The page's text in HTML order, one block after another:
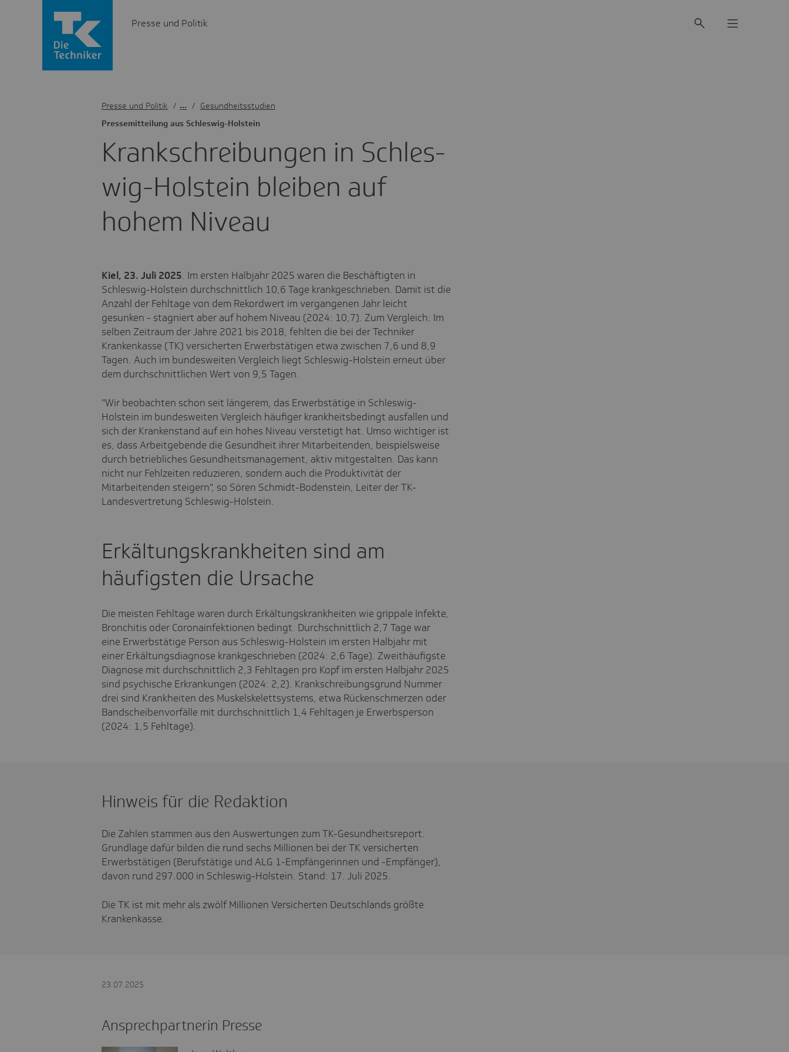
Presse und Politik
Krank­schrei­bungen in Schles­
wig-Holstein bleiben auf
hohem Niveau
Pres­se­mit­tei­lung aus Schles­wig-Holstein
Presse und Politik / Gesundheitsstudien
Kiel, 23. Juli 2025. Im ersten Halbjahr 2025 waren die Beschäftigten in
Schleswig-Holstein durchschnittlich 10,6 Tage krankgeschrieben. Damit ist die
Anzahl der Fehltage von dem Rekordwert im vergangenen Jahr leicht
gesunken - stagniert aber auf hohem Niveau (2024: 10,7). Zum Vergleich: Im
selben Zeitraum der Jahre 2021 bis 2018, fehlten die bei der Techniker
Krankenkasse (TK) versicherten Erwerbstätigen etwa zwischen 7,6 und 8,9
Tagen. Auch im bundesweiten Vergleich liegt Schleswig-Holstein erneut über
dem durchschnittlichen Wert von 9,5 Tagen.
"Wir beobachten schon seit längerem, das Erwerbstätige in Schleswig-
Holstein im bundesweiten Vergleich häufiger krankheitsbedingt ausfallen und
sich der Krankenstand auf ein hohes Niveau verstetigt hat. Umso wichtiger ist
es, dass Arbeitgebende die Gesundheit ihrer Mitarbeitenden, beispielsweise
durch betriebliches Gesundheitsmanagement, aktiv mitgestalten. Das kann
nicht nur Fehlzeiten reduzieren, sondern auch die Produktivität der
Mitarbeitenden steigern", so Sören Schmidt-Bodenstein, Leiter der TK-
Landesvertretung Schleswig-Holstein.
Erkältungskrankheiten sind am
häufigsten die Ursache
Die meisten Fehltage waren durch Erkältungskrankheiten wie grippale Infekte,
Bronchitis oder Coronainfektionen bedingt. Durchschnittlich 2,7 Tage war
eine Erwerbstätige Person aus Schleswig-Holstein im ersten Halbjahr mit
einer Erkältungsdiagnose krankgeschrieben (2024: 2,6 Tage). Zweithäufigste
Diagnose mit durchschnittlich 2,3 Fehltagen pro Kopf im ersten Halbjahr 2025
sind psychische Erkrankungen (2024: 2,2). Krankschreibungsgrund Nummer
drei sind Krankheiten des Muskelskelettsystems, etwa Rückenschmerzen oder
Bandscheibenvorfälle mit durchschnittlich 1,4 Fehltagen je Erwerbsperson
(2024: 1,5 Fehltage).
Hinweis für die Redaktion
Die Zahlen stammen aus den Auswertungen zum TK-Gesundheitsreport.
Grundlage dafür bilden die rund sechs Millionen bei der TK versicherten
Erwerbstätigen (Berufstätige und ALG 1-Empfängerinnen und -Empfänger),
davon rund 297.000 in Schleswig-Holstein. Stand: 17. Juli 2025.
Die TK ist mit mehr als zwölf Millionen Versicherten Deutschlands größte
Krankenkasse.
23.07.2025
Ansprechpartnerin Presse